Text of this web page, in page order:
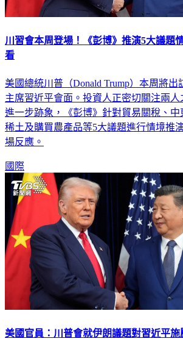
川習會本周登場！《彭博》推演5大議
看
美國總統川普（Donald Trump）本周將
主席習近平會面。投資人正密切關注兩
進一步跡象，《彭博》針對貿易關稅、中
稀土及購買農產品等5大議題進行情境推
場反應。
國際
美國官員：川普會就伊朗議題對習近平施